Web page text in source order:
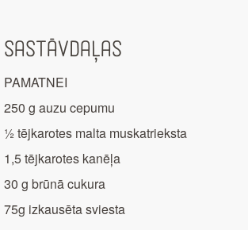
Sastāvdaļas
PAMATNEI
250 g auzu cepumu
½ tējkarotes malta muskatrieksta
1,5 tējkarotes kanēļa
30 g brūnā cukura
75g izkausēta sviesta